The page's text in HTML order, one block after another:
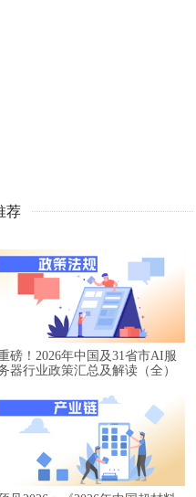
荐
磅！2026年中国及31省市AI服
器行业政策汇总及解读（全）